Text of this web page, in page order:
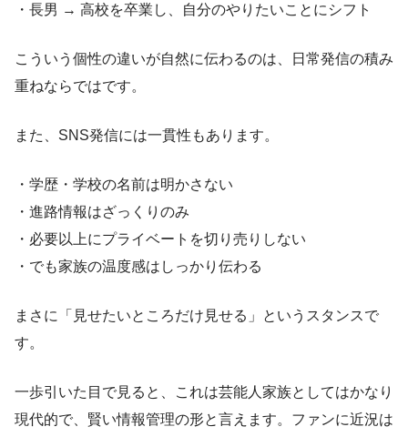
・長男 → 高校を卒業し、自分のやりたいことにシフト
こういう個性の違いが自然に伝わるのは、日常発信の積み
重ねならではです。
また、SNS発信には一貫性もあります。
・学歴・学校の名前は明かさない
・進路情報はざっくりのみ
・必要以上にプライベートを切り売りしない
・でも家族の温度感はしっかり伝わる
まさに「見せたいところだけ見せる」というスタンスで
す。
一歩引いた目で見ると、これは芸能人家族としてはかなり
現代的で、賢い情報管理の形と言えます。ファンに近況は